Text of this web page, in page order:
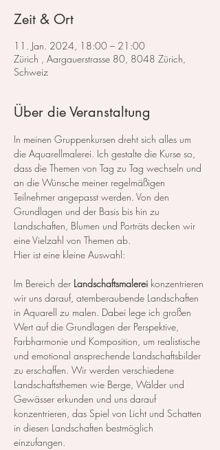
Zeit & Ort
11. Jan. 2024, 18:00 – 21:00
Zürich , Aargauerstrasse 80, 8048 Zürich,
Schweiz
Über die Veranstaltung
In meinen Gruppenkursen dreht sich alles um
die Aquarellmalerei. Ich gestalte die Kurse so,
dass die Themen von Tag zu Tag wechseln und
an die Wünsche meiner regelmäßigen
Teilnehmer angepasst werden. Von den
Grundlagen und der Basis bis hin zu
Landschaften, Blumen und Porträts decken wir
eine Vielzahl von Themen ab.
Hier ist eine kleine Auswahl:
Im Bereich der Landschaftsmalerei konzentrieren
wir uns darauf, atemberaubende Landschaften
in Aquarell zu malen. Dabei lege ich großen
Wert auf die Grundlagen der Perspektive,
Farbharmonie und Komposition, um realistische
und emotional ansprechende Landschaftsbilder
zu erschaffen. Wir werden verschiedene
Landschaftsthemen wie Berge, Wälder und
Gewässer erkunden und uns darauf
konzentrieren, das Spiel von Licht und Schatten
in diesen Landschaften bestmöglich
einzufangen.